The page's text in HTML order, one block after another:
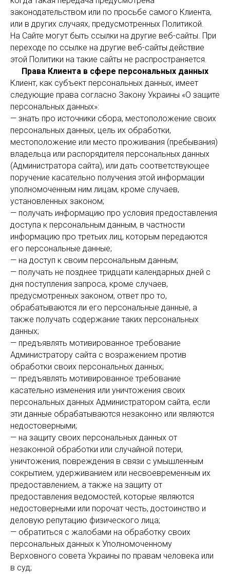
законодательством или по просьбе самого Клиента,
или в других случаях, предусмотренных Политикой.
На Сайте могут быть ссылки на другие веб-сайты. При
переходе по ссылке на другие веб-сайты действие
этой Политики на такие сайты не распространяется.
Права Клиента в сфере персональных данных
Клиент, как субъект персональных данных, имеет
следующие права согласно Закону Украины «О защите
персональных данных»:
— знать про источники сбора, местоположение своих
персональных данных, цель их обработки,
местоположение или место проживания (пребывания)
владельца или распорядителя персональных данных
(Администратора сайта), или дать соответствующее
поручение касательно получения этой информации
уполномоченным ним лицам, кроме случаев,
установленных законом;
— получать информацию про условия предоставления
доступа к персональным данным, в частности
информацию про третьих лиц, которым передаются
его персональные данные;
— на доступ к своим персональным данным;
— получать не позднее тридцати календарных дней с
дня поступления запроса, кроме случаев,
предусмотренных законом, ответ про то,
обрабатываются ли его персональные данные, а
также получать содержание таких персональных
данных;
— предъявлять мотивированное требование
Администратору сайта с возражением против
обработки своих персональных данных;
— предъявлять мотивированное требование
касательно изменения или уничтожения своих
персональных данных Администратором сайта, если
эти данные обрабатываются незаконно или являются
недостоверными;
— на защиту своих персональных данных от
незаконной обработки или случайной потери,
уничтожения, повреждения в связи с умышленным
сокрытием, удерживанием или несвоевременным их
предоставлением, а также на защиту от
предоставления ведомостей, которые являются
недостоверными или порочат честь, достоинство и
деловую репутацию физического лица;
— обратиться с жалобами на обработку своих
персональных данных к Уполномоченному
Верховного совета Украины по правам человека или
в суд;